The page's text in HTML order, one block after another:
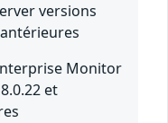
versions
Monitor
et